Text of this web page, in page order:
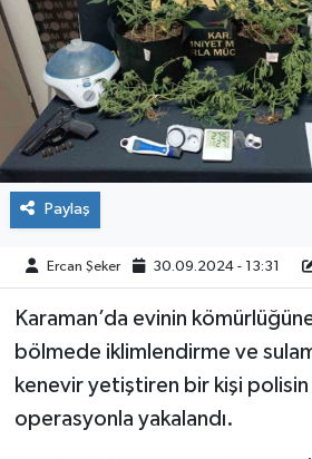
Paylaş
Ercan Şeker 30.09.2024 - 13:31
Karaman’da evinin
bölmede iklimlendirme ve
kenevir yetiştiren bir kişi
operasyonla yakalandı.
İLÇELER
RESMİ İLANLAR
KÜLTÜR
TURİZM
MAGAZİN
VEFAT
BİLİM&TEKNOLOJİ